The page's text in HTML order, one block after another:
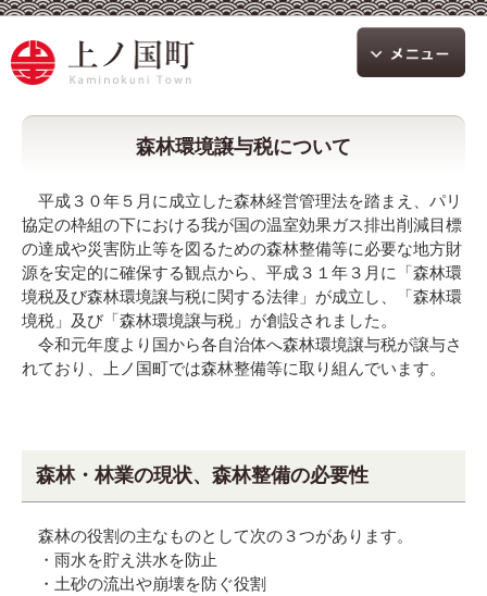
森林環境譲与税について
平成３０年５月に成立した森林経営管理法を踏まえ、パリ
協定の枠組の下における我が国の温室効果ガス排出削減目標
の達成や災害防止等を図るための森林整備等に必要な地方財
源を安定的に確保する観点から、平成３１年３月に「森林環
境税及び森林環境譲与税に関する法律」が成立し、「森林環
境税」及び「森林環境譲与税」が創設されました。
令和元年度より国から各自治体へ森林環境譲与税が譲与さ
れており、上ノ国町では森林整備等に取り組んでいます。
森林・林業の現状、森林整備の必要性
森林の役割の主なものとして次の３つがあります。
・雨水を貯え洪水を防止
・土砂の流出や崩壊を防ぐ役割